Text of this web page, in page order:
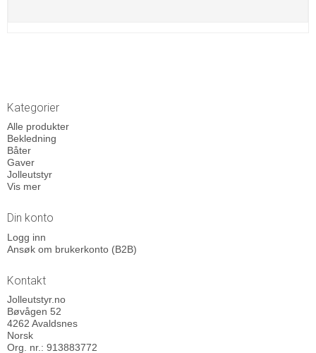
Kategorier
Alle produkter
Bekledning
Båter
Gaver
Jolleutstyr
Vis mer
Din konto
Logg inn
Ansøk om brukerkonto (B2B)
Kontakt
Jolleutstyr.no
Bøvågen 52
4262 Avaldsnes
Norsk
Org. nr.: 913883772